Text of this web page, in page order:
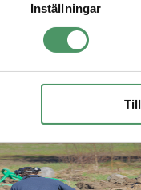
Inställningar
hos kommunens